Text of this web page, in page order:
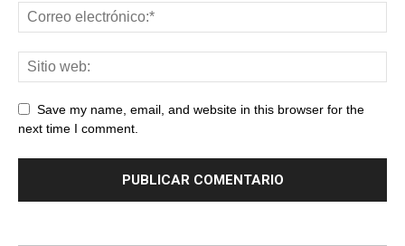
Save my name, email, and website in this browser for the
next time I comment.